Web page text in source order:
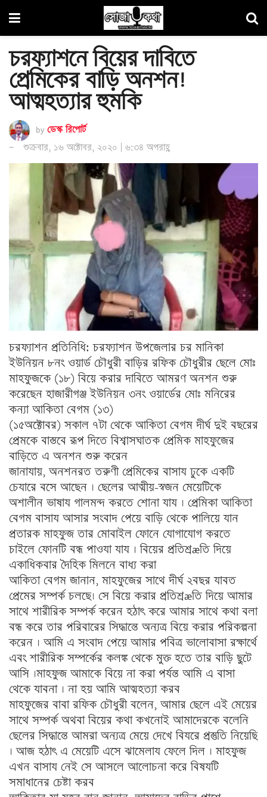
চরফ্যাশনে বিয়ের দাবিতে
প্রেমিকের বাড়ি অনশন!
আত্মহত্যার হুমকি
by ডেস্ক রিপোর্ট
শুক্রবার, ১৬ অক্টোবর, ২০২০ | ৬:৩৪ অপরাহ্ণ
চরফ্যাশন প্রতিনিধি: চরফ্যাশন উপজেলার চর মানিকা
ইউনিয়ন ৮নং ওয়ার্ড চৌধুরী বাড়ির রফিক চৌধুরীর ছেলে মোঃ
মাহফুজকে (১৮) বিয়ে করার দাবিতে আমরণ অনশন শুরু
করেছেন হাজারীগঞ্জ ইউনিয়ন ৩নং ওয়ার্ডের মোঃ মনিরের
কন্যা আকিতা বেগম (১৩)
(১৫অক্টোবর) সকাল ৭টা থেকে আকিতা বেগম দীর্ঘ দুই বছরের
প্রেমকে বাস্তবে রূপ দিতে বিশ্বাসঘাতক প্রেমিক মাহফুজের
বাড়িতে এ অনশন শুরু করেন
জানাযায়, অনশনরত তরুণী প্রেমিকের বাসায ঢুকে একটি
চেযারে বসে আছেন । ছেলের আত্মীয়-স্বজন মেয়েটিকে
অশালীন ভাষায গালমন্দ করতে শোনা যায । প্রেমিকা আকিতা
বেগম বাসায আসার সংবাদ পেয়ে বাড়ি থেকে পালিয়ে যান
প্রতারক মাহফুজ তার মোবাইল ফোনে যোগাযোগ করতে
চাইলে ফোনটি বন্ধ পাওযা যায । বিয়ের প্রতিশ্রæতি দিয়ে
একাধিকবার দৈহিক মিলনে বাধ্য করা
আকিতা বেগম জানান, মাহফুজের সাথে দীর্ঘ ২বছর যাবত
প্রেমের সম্পর্ক চলছে। সে বিয়ে করার প্রতিশ্রæতি দিয়ে আমার
সাথে শারীরিক সম্পর্ক করেন হঠাৎ করে আমার সাথে কথা বলা
বন্ধ করে তার পরিবারের সিদ্ধান্তে অন্যত্র বিয়ে করার পরিকল্পনা
করেন । আমি এ সংবাদ পেয়ে আমার পবিত্র ভালোবাসা রক্ষার্থে
এবং শারীরিক সম্পর্কের কলঙ্ক থেকে মুক্ত হতে তার বাড়ি ছুটে
আসি ।মাহফুজ আমাকে বিয়ে না করা পর্যন্ত আমি এ বাসা
থেকে যাবনা । না হয় আমি আত্মহত্যা করব
মাহফুজের বাবা রফিক চৌধুরী বলেন, আমার ছেলে এই মেয়ের
সাথে সম্পর্ক অথবা বিয়ের কথা কখনোই আমাদেরকে বলেনি
ছেলের সিদ্ধান্তে আমরা অন্যত্র মেয়ে দেখে বিযরে প্রস্তুতি নিয়েছি
। আজ হঠাৎ এ মেয়েটি এসে ঝামেলায ফেলে দিল । মাহফুজ
এখন বাসায নেই সে আসলে আলোচনা করে বিষযটি
সমাধানের চেষ্টা করব